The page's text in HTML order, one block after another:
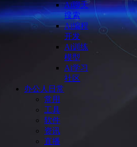
Ai聊天
搜索
Ai编程
开发
Ai训练
模型
Ai学习
社区
办公人日常
常用
工具
软件
资讯
直播